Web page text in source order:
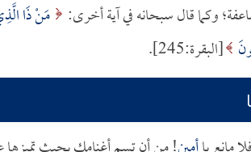
وكما قال سبحانه في آية أخرى: مَنْ ذَا
[البقرة:245].